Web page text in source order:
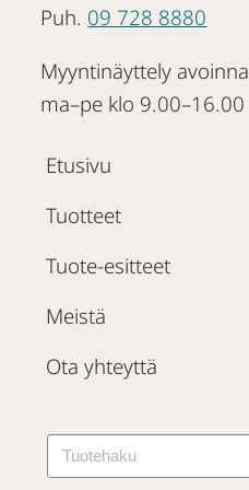
Puh. 09 728 8880
Myyntinäyttely avoinna
ma–pe klo 9.00–16.00
Etusivu
Tuotteet
Tuote-esitteet
Meistä
Ota yhteyttä